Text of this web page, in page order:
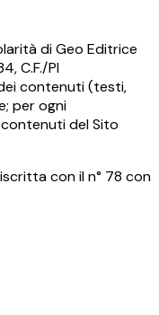
di Geo Editrice
C.F./PI
contenuti (testi,
per ogni
del Sito
con il n° 78 con